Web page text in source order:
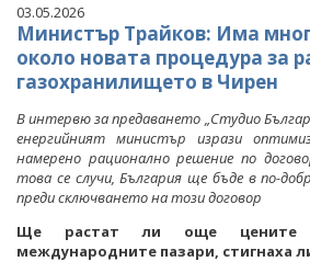
03.05.2026
Министър Трайков: Има
около новата процедура за
газохранилището в Чирен
В интервю за предаването „Студио
енергийният министър изрази
намерено рационално решение по
това се случи, България ще бъде в по-
преди сключването на този договор
Ще растат ли още цените
международните пазари, стигнаха